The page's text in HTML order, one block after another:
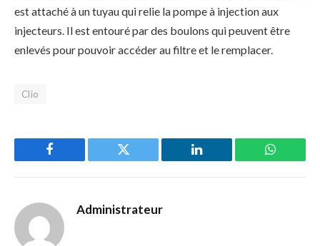
est attaché à un tuyau qui relie la pompe à injection aux
injecteurs. Il est entouré par des boulons qui peuvent être
enlevés pour pouvoir accéder au filtre et le remplacer.
Clio
Facebook Twitter LinkedIn
Administrateur